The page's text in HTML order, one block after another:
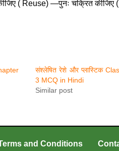
( Reuse) —पुनः चक्रित कीजिए
संश्लेषित रेशे और प्लास्टिक
3 MCQ in Hindi
Similar post
and Conditions